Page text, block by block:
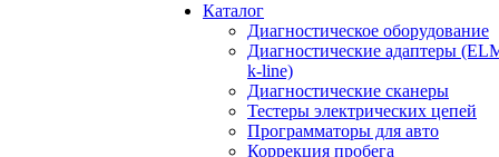
Каталог
Диагностическое оборудование
Диагностические адаптеры
k-line)
Диагностические сканеры
Тестеры электрических цепей
Программаторы для авто
Коррекция пробега